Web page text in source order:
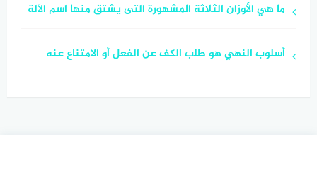
ما هي الأوزان الثلاثة المشهورة التى يشتق منها اسم الآلة
أسلوب النهي هو طلب الكف عن الفعل أو الامتناع عنه